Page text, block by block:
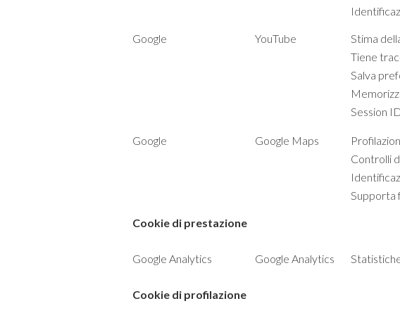
Google YouTube
Stima
Tiene
Salva
Session
Google Google Maps
Controlli
Supporta
Cookie di prestazione
Google Analytics Google Analytics
Cookie di profilazione